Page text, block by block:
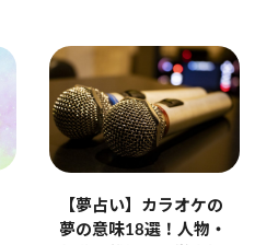
【夢占い】カラオケの
夢の意味18選！人物・